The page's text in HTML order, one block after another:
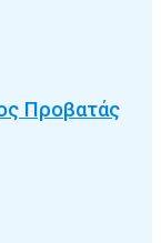
Προβατάς